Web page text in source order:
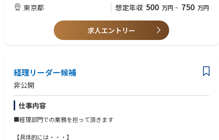
【尚可】
・製造業での原価会計経験
・システム導入や法改正対応における要件定義、テスト、運用設計などの
・会社全体を見渡してバランスよく業務を進められる方
・目標達成に向けて前向きに業務に取り組める方
・コミットメント、プロフェッショナル、コミュニケーション能力、革
新、チームワーク
東京都 想定年収 500 万円 ~ 750 万円
求人エントリー
経理リーダー候補
非公開
仕事内容
■経理部門での業務を担って頂きます
【具体的には・・・】